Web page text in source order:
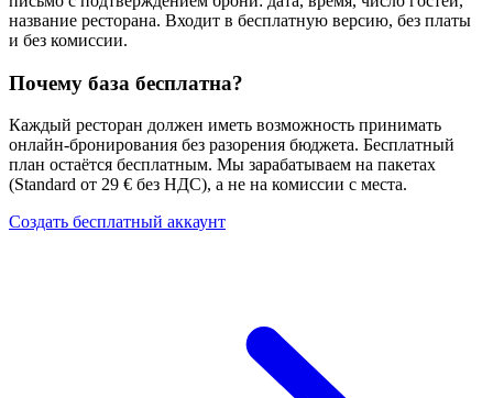
название ресторана. Входит в бесплатную версию, без платы
и без комиссии.
Почему база бесплатна?
Каждый ресторан должен иметь возможность принимать
онлайн-бронирования без разорения бюджета. Бесплатный
план остаётся бесплатным. Мы зарабатываем на пакетах
(Standard от 29 € без НДС), а не на комиссии с места.
Создать бесплатный аккаунт